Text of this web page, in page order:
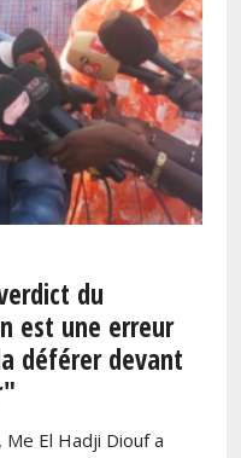
du
est une erreur
déférer devant
El Hadji Diouf a